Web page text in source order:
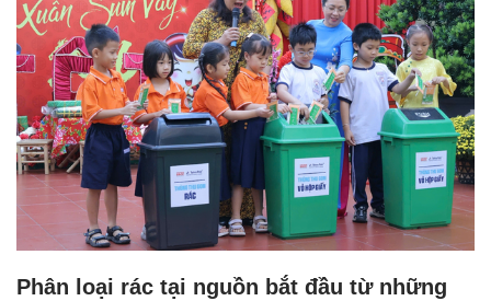
Phân loại rác tại nguồn bắt đầu từ những